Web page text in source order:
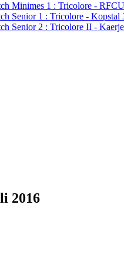
Minimes 1 : Tricolore -
Senior 1 : Tricolore - Kopstal
Senior 2 : Tricolore II -
2016